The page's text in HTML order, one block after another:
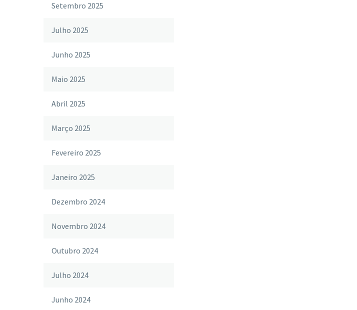
Setembro 2025
Julho 2025
Junho 2025
Maio 2025
Abril 2025
Março 2025
Fevereiro 2025
Janeiro 2025
Dezembro 2024
Novembro 2024
Outubro 2024
Julho 2024
Junho 2024